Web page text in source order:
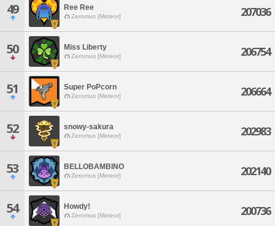
49 Ree Ree
Zeromus [Meteor] 207036
50 Miss Liberty
Zeromus [Meteor] 206754
51 Super PoPcorn
Zeromus [Meteor] 206664
52 snowy-sakura
Zeromus [Meteor] 202983
53 BELLOBAMBINO
Zeromus [Meteor] 202140
54 Howdy!
Zeromus [Meteor] 200736